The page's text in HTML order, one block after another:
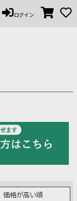
ログイン
価格が高い順